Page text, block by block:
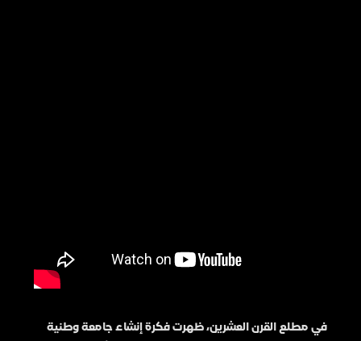
في مطلع القرن العشرين، ظهرت فكرة إنشاء جامعة وطنية